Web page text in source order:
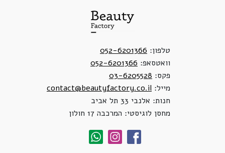
טלפון: 052-6201366
וואטסאפ: 052-6201366
פקס: 03-6205528
מייל: contact@beautyfactory.co.il
חנות: אלנבי 33 תל אביב
מחסן לוגיסטי: המרכבה 17 חולון